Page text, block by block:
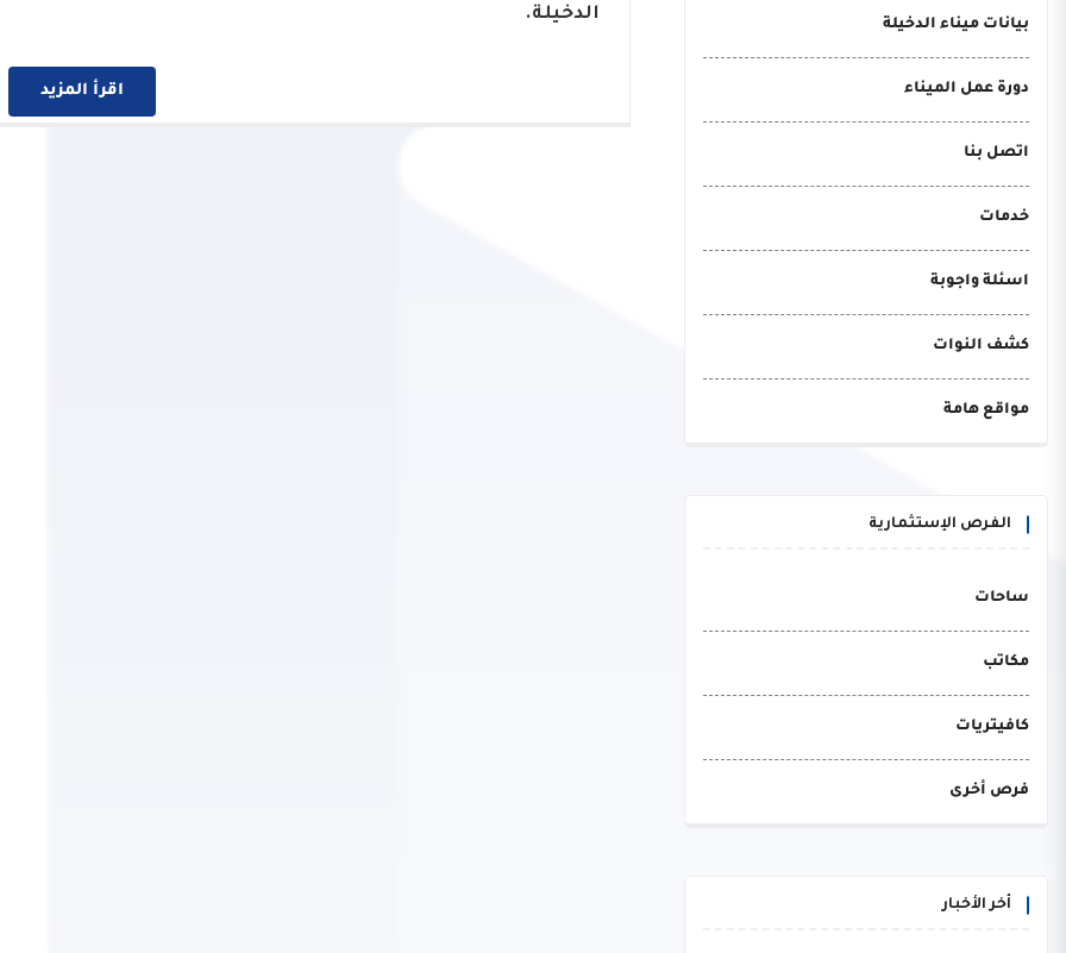
بيانات ميناء الدخيلة
دورة عمل الميناء
اتصل بنا
خدمات
اسئلة واجوبة
كشف النوات
مواقع هامة
الفرص الإستثمارية
ساحات
مكاتب
كافيتريات
فرص أخرى
أخر الأخبار
الدخيلة.
اقرأ المزيد